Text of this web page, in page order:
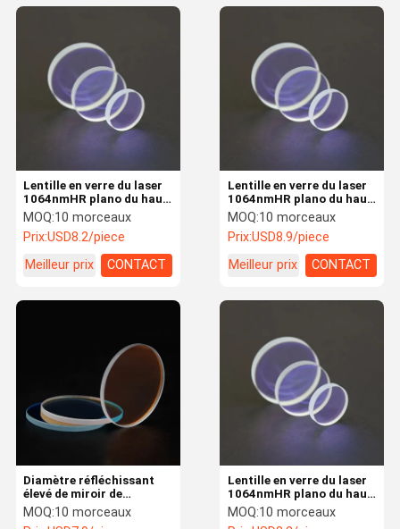
Lentille en verre du laser
1064nmHR plano du haut
du laser 45° miroir
réfléchissant 50.8*5mm
de relection pour la
machine de laser
MOQ:10 morceaux
Prix:USD8.9/piece
Meilleur prix
CONTACT
Lentille en verre du laser
1064nmHR plano du haut
du laser 45° miroir
réfléchissant 45*3mm de
relection pour la machine
MOQ:10 morceaux
Prix:USD8.2/piece
Meilleur prix
CONTACT
Lentille en verre du laser
1064nmHR plano du haut
du laser 45° miroir
réfléchissant 40*3mm de
MOQ:10 morceaux
Diamètre réfléchissant
élevé de miroir de
relection du laser 45° :
lentille en verre du laser
MOQ:10 morceaux